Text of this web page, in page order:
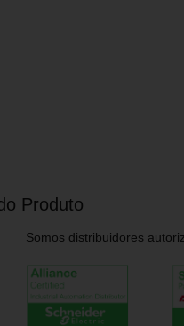
Produto
Somos distribuidores